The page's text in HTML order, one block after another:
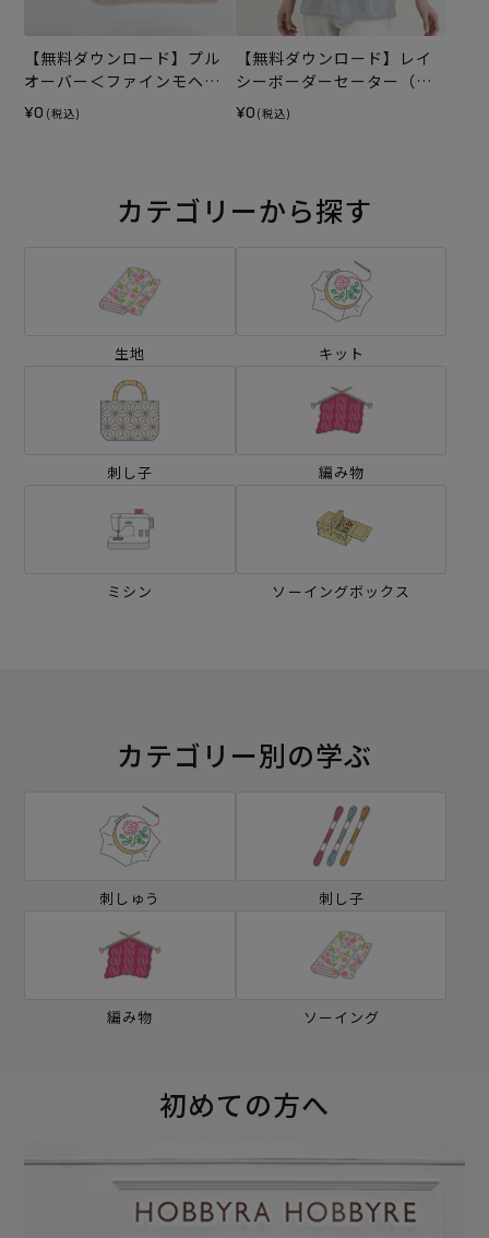
【無料ダウンロード】プル
オーバー＜ファインモヘヤ
＞（レシピ）
¥0 (税込)
【無料ダウンロード】レイ
シーボーダーセーター（レ
シピ）
¥0 (税込)
カテゴリーから探す
生地 キット
刺し子 編み物
ミシン ソーイングボックス
カテゴリー別の学ぶ
刺しゅう 刺し子
編み物 ソーイング
初めての方へ